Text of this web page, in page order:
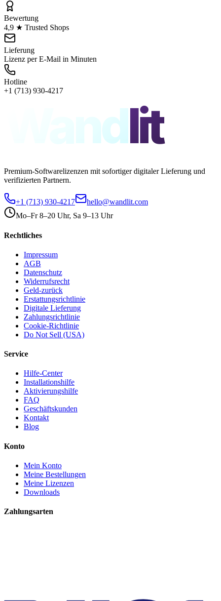
Bewertung
4,9 ★ Trusted Shops
Lieferung
Lizenz per E-Mail in Minuten
Hotline
+1 (713) 930-4217
Wandlit
Premium-Softwarelizenzen mit sofortiger digitaler Lieferung und
verifizierten Partnern.
+1 (713) 930-4217
hello@wandlit.com
Mo–Fr 8–20 Uhr, Sa 9–13 Uhr
Rechtliches
Impressum
AGB
Datenschutz
Widerrufsrecht
Geld-zurück
Erstattungsrichtlinie
Digitale Lieferung
Zahlungsrichtlinie
Cookie-Richtlinie
Do Not Sell (USA)
Service
Hilfe-Center
Installationshilfe
Aktivierungshilfe
FAQ
Geschäftskunden
Kontakt
Blog
Konto
Mein Konto
Meine Bestellungen
Meine Lizenzen
Downloads
Zahlungsarten